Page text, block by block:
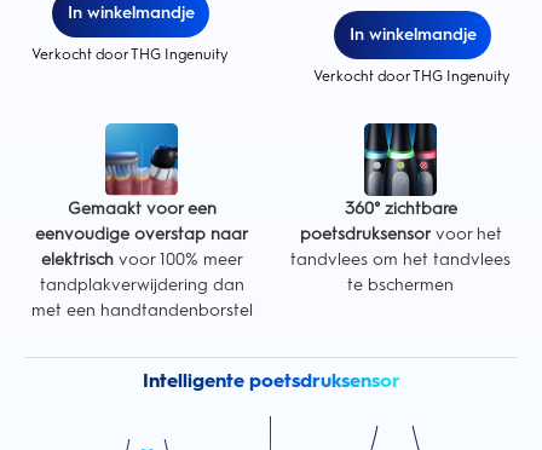
In winkelmandje
Verkocht door THG Ingenuity
In winkelmandje
Verkocht door THG Ingenuity
Gemaakt voor een
eenvoudige overstap naar
elektrischvoor 100% meer
tandplakverwijdering dan
met een handtandenborstel
360° zichtbare
poetsdruksensorvoor het
tandvlees om het tandvlees
te bschermen
Intelligente poetsdruksensor